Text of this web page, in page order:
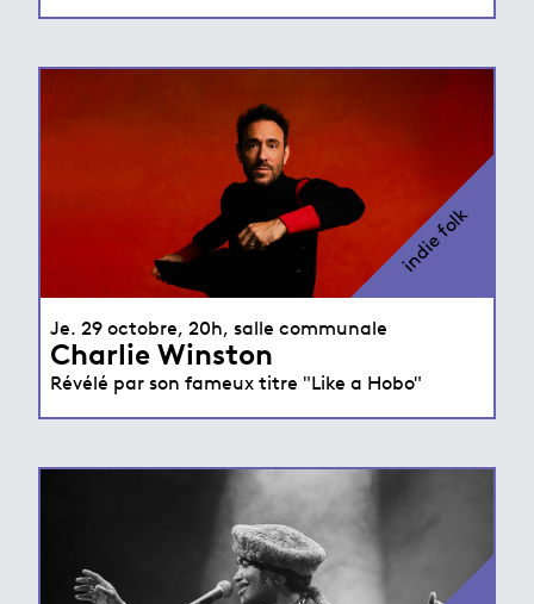
indie folk
Je. 29 octobre, 20h, salle communale
Charlie Winston
Révélé par son fameux titre "Like a Hobo"